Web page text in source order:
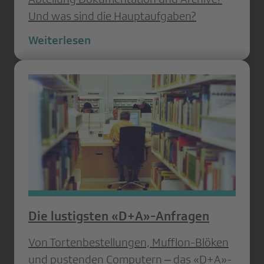
Und was sind die Hauptaufgaben?
Weiterlesen
Die lustigsten «D+A»-Anfragen
Von Tortenbestellungen, Mufflon-Blöken
und pustenden Computern ‒ das «D+A»-